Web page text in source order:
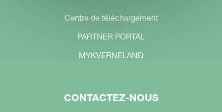
Centre de téléchargement
PARTNER PORTAL
MYKVERNELAND
CONTACTEZ-NOUS